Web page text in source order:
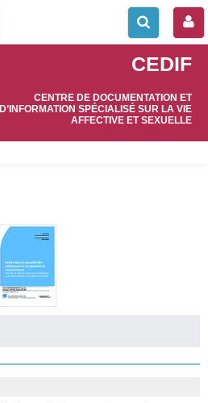
CEDIF
CENTRE DE DOCUMENTATION ET
D’INFORMATION SPÉCIALISÉ SUR LA VIE
AFFECTIVE ET SEXUELLE